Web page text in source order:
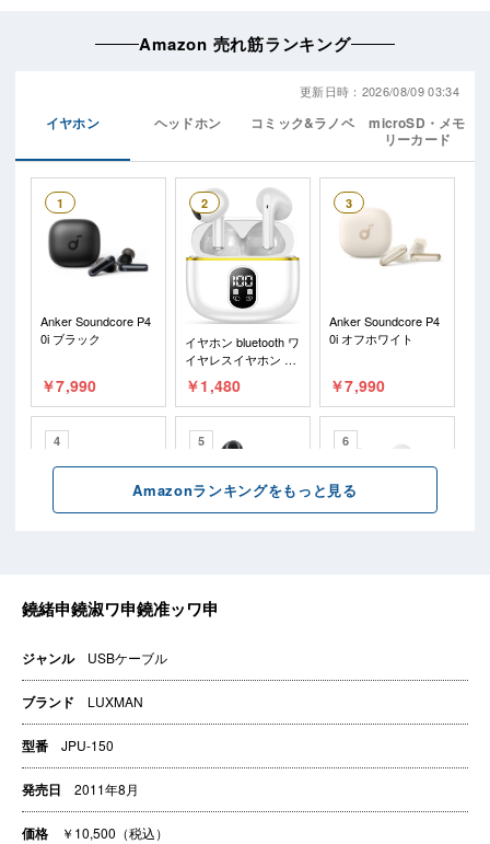
ジャンル USBケーブル
ブランド LUXMAN
型番 JPU-150
発売日 2011年8月
価格 ￥10,500（税込）